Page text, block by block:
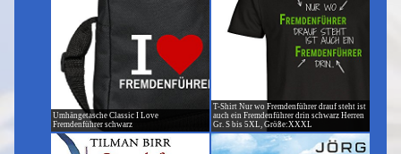
Umhängetasche Classic I Love
Fremdenführer schwarz
T-Shirt Nur wo Fremdenführer drauf steht ist
auch ein Fremdenführer drin schwarz Herren
Gr. S bis 5XL, Größe:XXXL